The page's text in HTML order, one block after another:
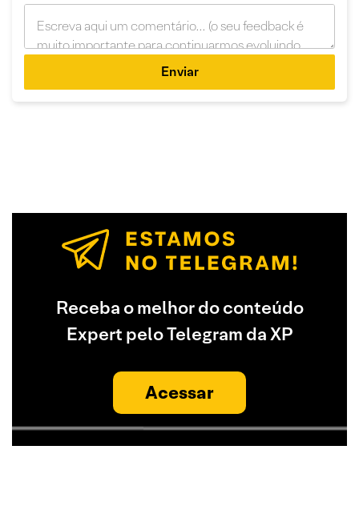
Enviar
Receba o melhor do conteúdo
Expert pelo Telegram da XP
Acessar